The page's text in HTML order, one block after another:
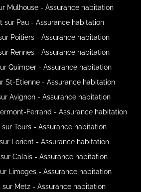
Mulhouse - Assurance habitation
sur Pau - Assurance habitation
Poitiers - Assurance habitation
Rennes - Assurance habitation
Quimper - Assurance habitation
St-Étienne - Assurance habitation
Avignon - Assurance habitation
Ferrand - Assurance habitation
Tours - Assurance habitation
Lorient - Assurance habitation
Calais - Assurance habitation
Limoges - Assurance habitation
sur Metz - Assurance habitation